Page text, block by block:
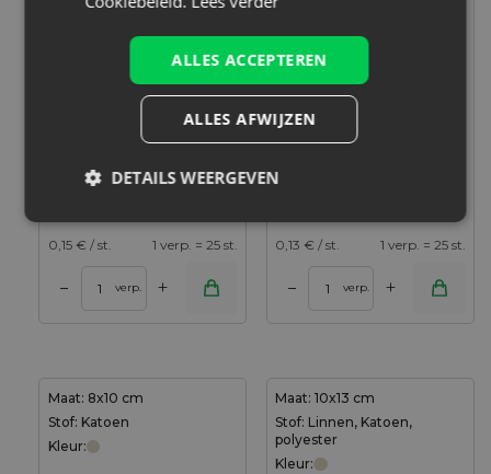
25 stuks Organza zakjes
0,15 € / st. 1 verp. = 25 st.
– verp. +
25 stuks Organza zakjes
0,13 € / st. 1 verp. = 25 st.
– verp. +
Maat: 8x10 cm
Stof: Katoen
Kleur:
Maat: 10x13 cm
Stof: Linnen, Katoen,
polyester
Kleur:
ALLES ACCEPTEREN
ALLES AFWIJZEN
DETAILS WEERGEVEN